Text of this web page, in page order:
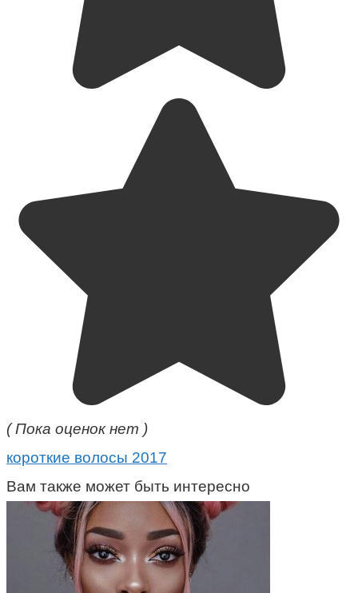
( Пока оценок нет )
короткие волосы 2017
Вам также может быть интересно